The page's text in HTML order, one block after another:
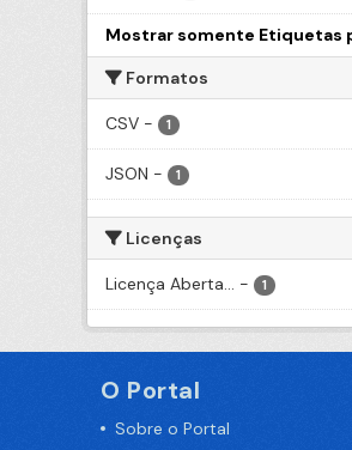
Mostrar somente Etiquetas
Formatos
CSV - 1
JSON - 1
Licenças
Licença Aberta... - 1
O Portal
Sobre o Portal